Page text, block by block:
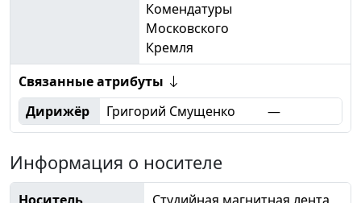
Комендатуры
Московского
Кремля
Связанные атрибуты
Дирижёр
Григорий Смущенко —
Информация о носителе